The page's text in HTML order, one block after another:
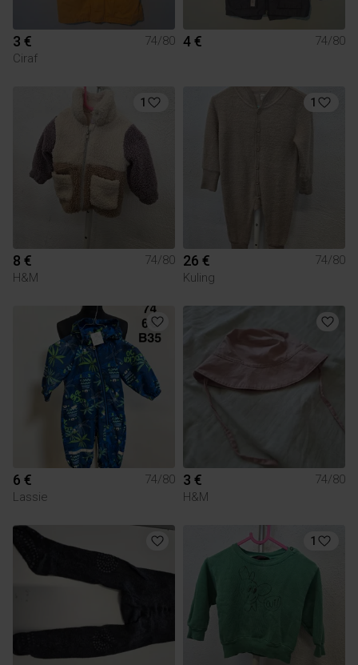
3 €
74/80
Ciraf
4 € 74/80
1
8 €
74/80
H&M
1
26 €
74/80
Kuling
6 €
74/80
Lassie
3 €
74/80
H&M
1